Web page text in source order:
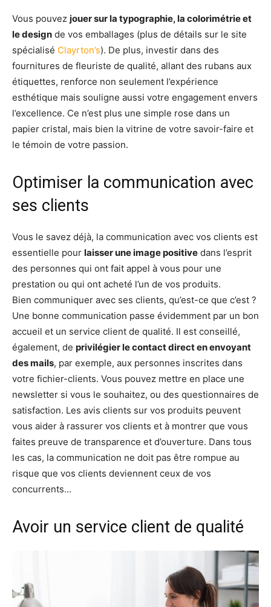
Vous pouvez jouer sur la typographie, la colorimétrie et
le design de vos emballages (plus de détails sur le site
spécialisé Clayrton’s). De plus, investir dans des
fournitures de fleuriste de qualité, allant des rubans aux
étiquettes, renforce non seulement l’expérience
esthétique mais souligne aussi votre engagement envers
l’excellence. Ce n’est plus une simple rose dans un
papier cristal, mais bien la vitrine de votre savoir-faire et
le témoin de votre passion.
Optimiser la communication avec
ses clients
Vous le savez déjà, la communication avec vos clients est
essentielle pour laisser une image positive dans l’esprit
des personnes qui ont fait appel à vous pour une
prestation ou qui ont acheté l’un de vos produits.
Bien communiquer avec ses clients, qu’est-ce que c’est ?
Une bonne communication passe évidemment par un bon
accueil et un service client de qualité. Il est conseillé,
également, de privilégier le contact direct en envoyant
des mails, par exemple, aux personnes inscrites dans
votre fichier-clients. Vous pouvez mettre en place une
newsletter si vous le souhaitez, ou des questionnaires de
satisfaction. Les avis clients sur vos produits peuvent
vous aider à rassurer vos clients et à montrer que vous
faites preuve de transparence et d’ouverture. Dans tous
les cas, la communication ne doit pas être rompue au
risque que vos clients deviennent ceux de vos
concurrents…
Avoir un service client de qualité